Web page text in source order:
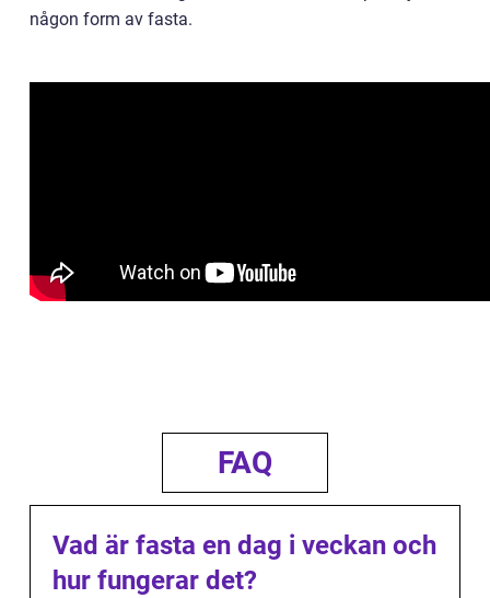
någon form av fasta.
FAQ
Vad är fasta en dag i veckan och
hur fungerar det?